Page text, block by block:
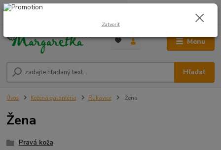
Menu
Hľadať
0948 236 042
0,00 €
Úvod Kožená galantéria Rukavice Žena
Žena
Pravá koža
Zatvoriť